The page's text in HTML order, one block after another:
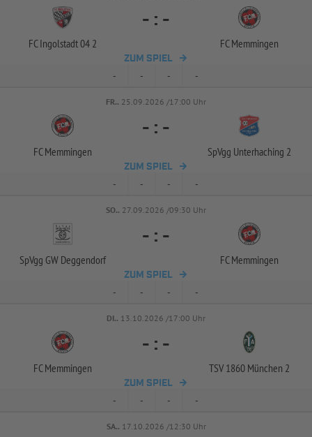
FC Ingolstadt 04 2
- : -
FC Memmingen
ZUM SPIEL
- - - -
FR.. 25.09.2026 /17:00 Uhr
FC Memmingen
- : -
SpVgg Unterhaching 2
ZUM SPIEL
- - - -
SO.. 27.09.2026 /09:30 Uhr
SpVgg GW Deggendorf
- : -
FC Memmingen
ZUM SPIEL
- - - -
DI.. 13.10.2026 /17:00 Uhr
FC Memmingen
- : -
TSV 1860 München 2
ZUM SPIEL
- - - -
SA.. 17.10.2026 /12:30 Uhr